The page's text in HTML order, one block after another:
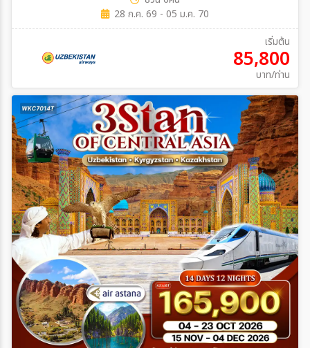
28 ก.ค. 69 - 05 ม.ค. 70
เริ่มต้น
85,800
บาท/ท่าน